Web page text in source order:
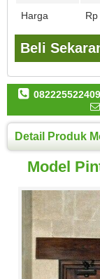
Harga
Beli
082225522409
Detail Produk
Model